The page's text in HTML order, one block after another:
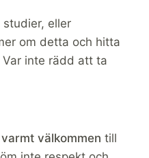
eller
om detta och hitta
inte rädd att ta
välkommen till